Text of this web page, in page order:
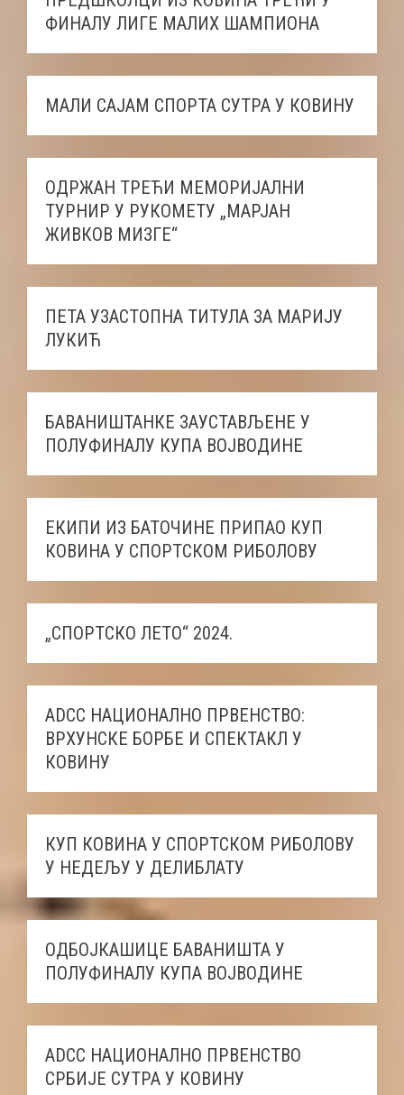
ФИНАЛУ ЛИГЕ МАЛИХ ШАМПИОНА
МАЛИ САЈАМ СПОРТА СУТРА У КОВИНУ
ОДРЖАН ТРЕЋИ МЕМОРИЈАЛНИ
ТУРНИР У РУКОМЕТУ „МАРЈАН
ЖИВКОВ МИЗГЕ“
ПЕТА УЗАСТОПНА ТИТУЛА ЗА МАРИЈУ
ЛУКИЋ
БАВАНИШТАНКЕ ЗАУСТАВЉЕНЕ У
ПОЛУФИНАЛУ КУПА ВОЈВОДИНЕ
ЕКИПИ ИЗ БАТОЧИНЕ ПРИПАО КУП
КОВИНА У СПОРТСКОМ РИБОЛОВУ
„СПОРТСКО ЛЕТО“ 2024.
ADCC НАЦИОНАЛНО ПРВЕНСТВО:
ВРХУНСКЕ БОРБЕ И СПЕКТАКЛ У
КОВИНУ
КУП КОВИНА У СПОРТСКОМ РИБОЛОВУ
У НЕДЕЉУ У ДЕЛИБЛАТУ
ОДБОЈКАШИЦЕ БАВАНИШТА У
ПОЛУФИНАЛУ КУПА ВОЈВОДИНЕ
ADCC НАЦИОНАЛНО ПРВЕНСТВО
СРБИЈЕ СУТРА У КОВИНУ